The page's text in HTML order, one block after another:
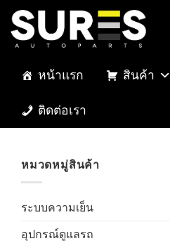
Skip
content
หน้าแรก สินค้า
ติดต่อเรา
หมวดหมู่สินค้า
ระบบความเย็น
อุปกรณ์ดูแลรถ